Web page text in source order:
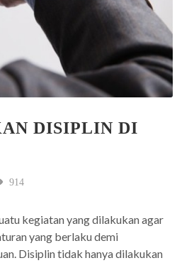
DISIPLIN DI
914
kegiatan yang dilakukan agar
yang berlaku demi
Disiplin tidak hanya dilakukan